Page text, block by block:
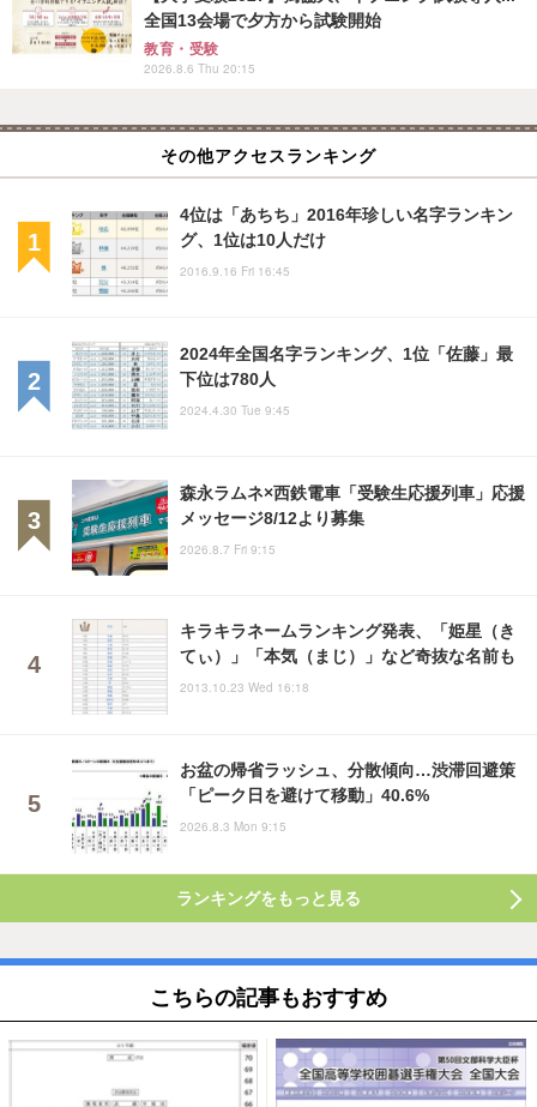
全国13会場で夕方から試験開始
教育・受験
2026.8.6 Thu 20:15
その他アクセスランキング
4位は「あちち」2016年珍しい名字ランキン
グ、1位は10人だけ
2016.9.16 Fri 16:45
2024年全国名字ランキング、1位「佐藤」最
下位は780人
2024.4.30 Tue 9:45
森永ラムネ×西鉄電車「受験生応援列車」応援
メッセージ8/12より募集
2026.8.7 Fri 9:15
キラキラネームランキング発表、「姫星（き
てぃ）」「本気（まじ）」など奇抜な名前も
2013.10.23 Wed 16:18
お盆の帰省ラッシュ、分散傾向…渋滞回避策
「ピーク日を避けて移動」40.6%
2026.8.3 Mon 9:15
ランキングをもっと見る
こちらの記事もおすすめ